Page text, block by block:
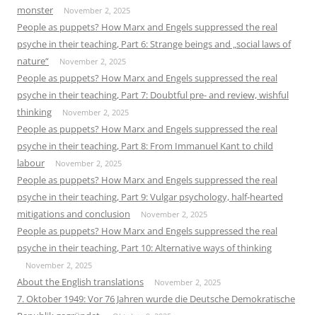
monster November 2, 2025
People as puppets? How Marx and Engels suppressed the real
psyche in their teaching, Part 6: Strange beings and „social laws of
nature“
November 2, 2025
People as puppets? How Marx and Engels suppressed the real
psyche in their teaching, Part 7: Doubtful pre- and review, wishful
thinking
November 2, 2025
People as puppets? How Marx and Engels suppressed the real
psyche in their teaching, Part 8: From Immanuel Kant to child
labour
November 2, 2025
People as puppets? How Marx and Engels suppressed the real
psyche in their teaching, Part 9: Vulgar psychology, half-hearted
mitigations and conclusion
November 2, 2025
People as puppets? How Marx and Engels suppressed the real
psyche in their teaching, Part 10: Alternative ways of thinking
November 2, 2025
About the English translations November 2, 2025
7. Oktober 1949: Vor 76 Jahren wurde die Deutsche Demokratische